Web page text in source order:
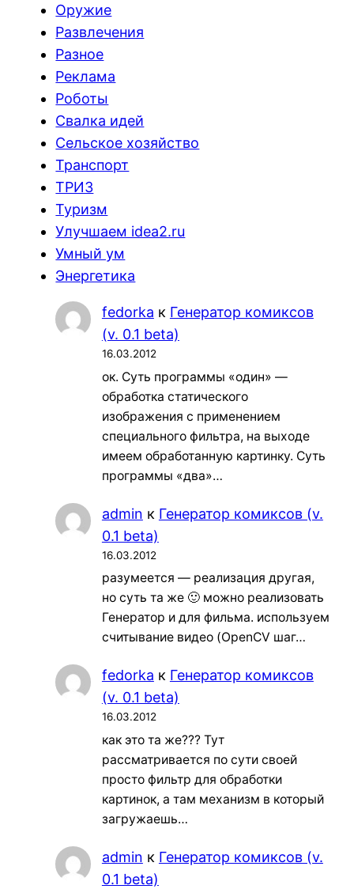
Оружие
Развлечения
Разное
Реклама
Роботы
Свалка идей
Сельское хозяйство
Транспорт
ТРИЗ
Туризм
Улучшаем idea2.ru
Умный ум
Энергетика
fedorka к Генератор комиксов
(v. 0.1 beta)
16.03.2012
ок. Суть программы «один» —
обработка статического
изображения с применением
специального фильтра, на выходе
имеем обработанную картинку. Суть
программы «два»…
admin к Генератор комиксов (v.
0.1 beta)
16.03.2012
разумеется — реализация другая,
но суть та же 🙂 можно реализовать
Генератор и для фильма. используем
считывание видео (OpenCV шаг…
fedorka к Генератор комиксов
(v. 0.1 beta)
16.03.2012
как это та же??? Тут
рассматривается по сути своей
просто фильтр для обработки
картинок, а там механизм в который
загружаешь…
admin к Генератор комиксов (v.
0.1 beta)